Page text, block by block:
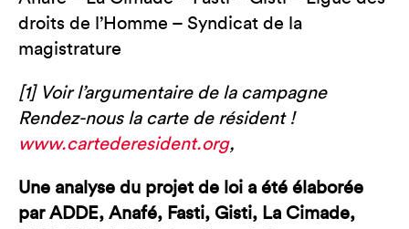
droits de l’Homme – Syndicat de la
magistrature
[1] Voir l’argumentaire de la campagne
Rendez-nous la carte de résident !
www.cartederesident.org,
Une analyse du projet de loi a été élaborée
par ADDE, Anafé, Fasti, Gisti, La Cimade,